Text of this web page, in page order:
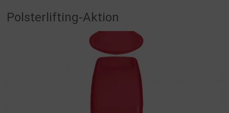
Polsterlifting-Aktion